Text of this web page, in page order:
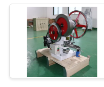
LIÊN
CHÚNG
TÔI